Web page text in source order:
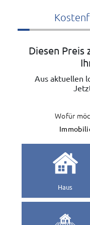
Diesen Preis
Aus aktuellen
Wofür
Haus